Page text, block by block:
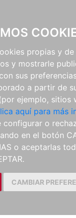
propias y
y mostrarle
sus
a partir de
ejemplo, sitios
aquí para más
configurar o
en el botón
o aceptarlas
CAMBIAR